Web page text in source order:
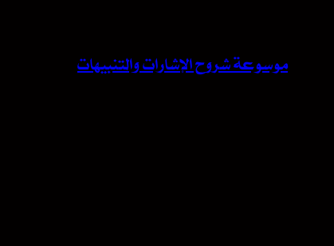
موسوعة شروح الإشارات والتنبيهات